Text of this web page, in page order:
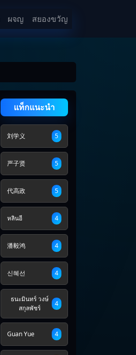
ผจญ สยองขวัญ
แท็กแนะนำ
刘学义 5
严子贤 5
代高政 5
หลินอี 4
潘毅鸿 4
신혜선 4
ธนะมินทร์ วงษ์
สกุลพัชร์
4
Guan Yue 4